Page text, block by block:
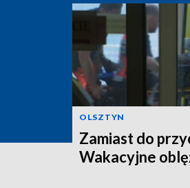
OLSZTYN
Zamiast do
Wakacyjne